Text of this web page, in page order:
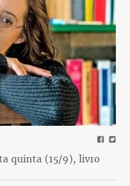
quinta (15/9), livro